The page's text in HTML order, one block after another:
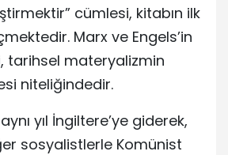
cümlesi, kitabın ilk
Marx ve Engels’in
tarihsel materyalizmin
niteliğindedir.
yıl İngiltere’ye giderek,
sosyalistlerle Komünist